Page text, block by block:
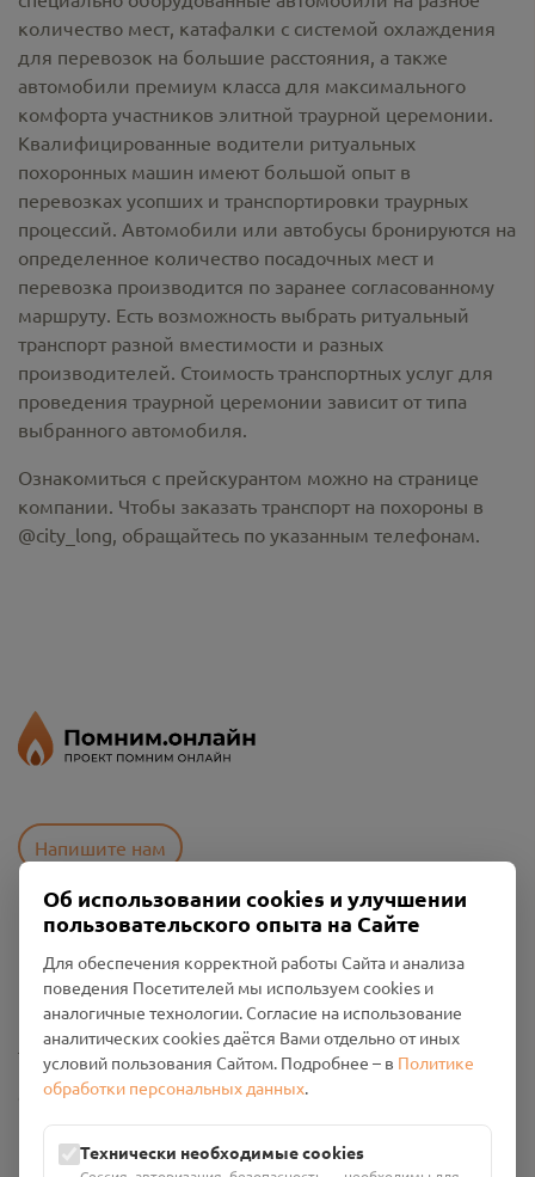
количество мест, катафалки с системой охлаждения
для перевозок на большие расстояния, а также
автомобили премиум класса для максимального
комфорта участников элитной траурной церемонии.
Квалифицированные водители ритуальных
похоронных машин имеют большой опыт в
перевозках усопших и транспортировки траурных
процессий. Автомобили или автобусы бронируются на
определенное количество посадочных мест и
перевозка производится по заранее согласованному
маршруту. Есть возможность выбрать ритуальный
транспорт разной вместимости и разных
производителей. Стоимость транспортных услуг для
проведения траурной церемонии зависит от типа
выбранного автомобиля.
Ознакомиться с прейскурантом можно на странице
компании. Чтобы заказать транспорт на похороны в
@city_long, обращайтесь по указанным телефонам.
Напишите нам
Политика конфиденциальности
Промо-материалы
Настройки cookies
Общество с ограниченной ответственностью «Смоленский
Проект Помним»
ИНН: 6700029207 ОГРН: 1256700001986
Об использовании cookies и улучшении
пользовательского опыта на Сайте
Для обеспечения корректной работы Сайта и анализа
поведения Посетителей мы используем cookies и
аналогичные технологии. Согласие на использование
аналитических cookies даётся Вами отдельно от иных
условий пользования Сайтом. Подробнее – в Политике
обработки персональных данных.
Технически необходимые cookies